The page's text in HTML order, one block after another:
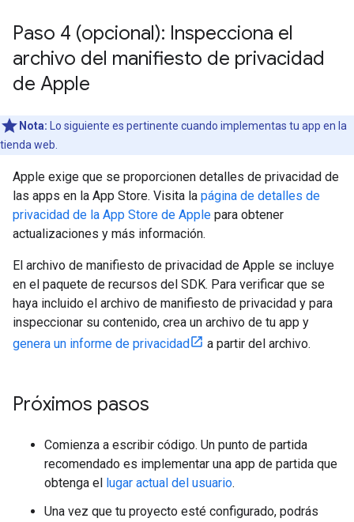
Paso 4 (opcional): Inspecciona el
archivo del manifiesto de privacidad
de Apple
Nota: Lo siguiente es pertinente cuando implementas tu app en la
tienda web.
Apple exige que se proporcionen detalles de privacidad de
las apps en la App Store. Visita la página de detalles de
privacidad de la App Store de Apple para obtener
actualizaciones y más información.
El archivo de manifiesto de privacidad de Apple se incluye
en el paquete de recursos del SDK. Para verificar que se
haya incluido el archivo de manifiesto de privacidad y para
inspeccionar su contenido, crea un archivo de tu app y
genera un informe de privacidad
a partir del archivo.
Próximos pasos
Comienza a escribir código. Un punto de partida
recomendado es implementar una app de partida que
obtenga el lugar actual del usuario.
Una vez que tu proyecto esté configurado, podrás